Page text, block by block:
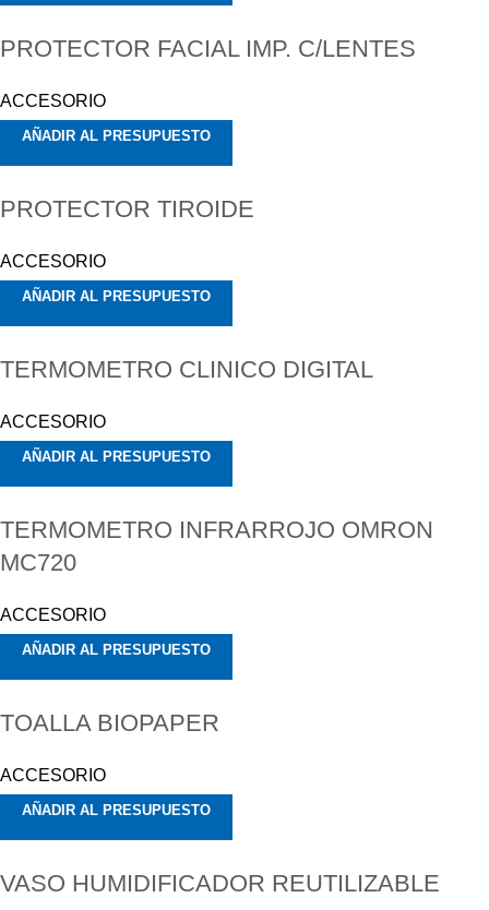
PROTECTOR FACIAL IMP. C/LENTES
ACCESORIO
AÑADIR AL PRESUPUESTO
PROTECTOR TIROIDE
ACCESORIO
AÑADIR AL PRESUPUESTO
TERMOMETRO CLINICO DIGITAL
ACCESORIO
AÑADIR AL PRESUPUESTO
TERMOMETRO INFRARROJO OMRON
MC720
ACCESORIO
AÑADIR AL PRESUPUESTO
TOALLA BIOPAPER
ACCESORIO
AÑADIR AL PRESUPUESTO
VASO HUMIDIFICADOR REUTILIZABLE